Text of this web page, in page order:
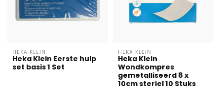
HEKA KLEIN
Heka Klein Eerste hulp
set basis 1 Set
HEKA KLEIN
Heka Klein
Wondkompres
gemetalliseerd 8 x
10cm steriel 10 Stuks